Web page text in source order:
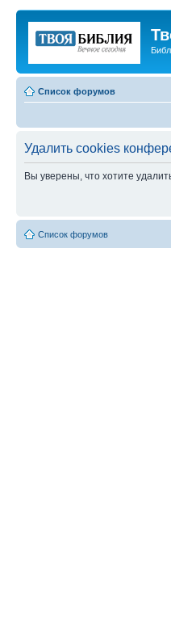
Список форумов
Удалить cookies
Вы уверены, что хотите
Список форумов